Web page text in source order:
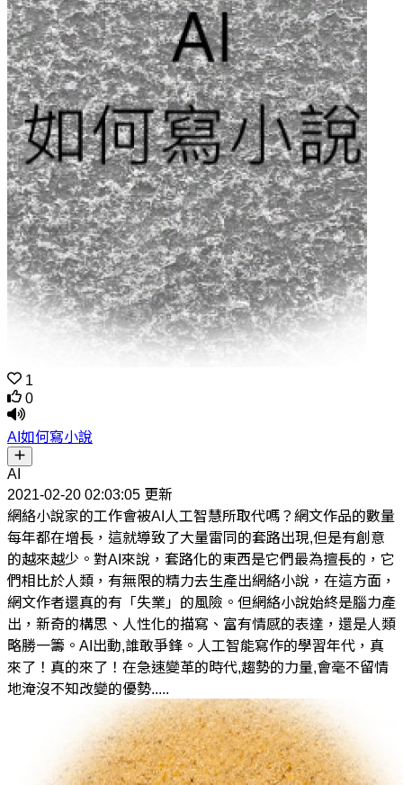
1
0
AI如何寫小說
AI
2021-02-20 02:03:05 更新
網絡小說家的工作會被AI人工智慧所取代嗎？網文作品的數量
每年都在增長，這就導致了大量雷同的套路出現,但是有創意
的越來越少。對AI來說，套路化的東西是它們最為擅長的，它
們相比於人類，有無限的精力去生產出網絡小說，在這方面，
網文作者還真的有「失業」的風險。但網絡小說始終是腦力產
出，新奇的構思、人性化的描寫、富有情感的表達，還是人類
略勝一籌。AI出動,誰敢爭鋒。人工智能寫作的學習年代，真
來了！真的來了！在急速變革的時代,趨勢的力量,會毫不留情
地淹沒不知改變的優勢.....